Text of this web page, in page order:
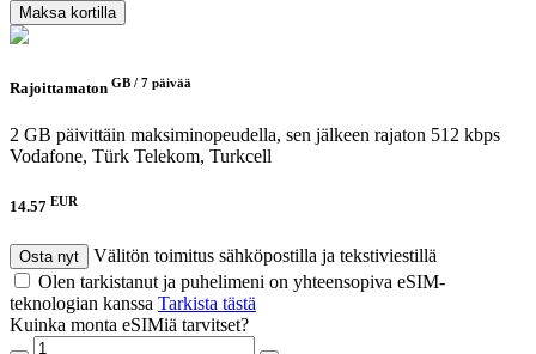
Maksa kortilla
Rajoittamaton GB / 7 päivää
2 GB päivittäin maksiminopeudella, sen jälkeen rajaton 512 kbps
Vodafone, Türk Telekom, Turkcell
14.57 EUR
Osta nyt
Välitön toimitus sähköpostilla ja tekstiviestillä
Olen tarkistanut ja puhelimeni on yhteensopiva eSIM-
teknologian kanssa Tarkista tästä
Kuinka monta eSIMiä tarvitset?